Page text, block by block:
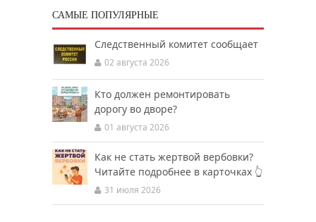
САМЫЕ ПОПУЛЯРНЫЕ
Следственный комитет сообщает
02 августа 2026
Кто должен ремонтировать
дорогу во дворе?
01 августа 2026
Как не стать жертвой вербовки?
Читайте подробнее в карточках 👆
31 июля 2026